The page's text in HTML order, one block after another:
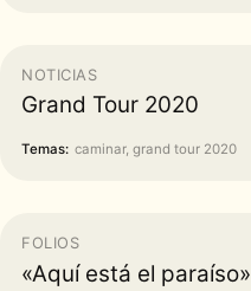
NOTICIAS
Grand Tour 2020
Temas: caminar, grand tour 2020
FOLIOS
«Aquí está el paraíso»